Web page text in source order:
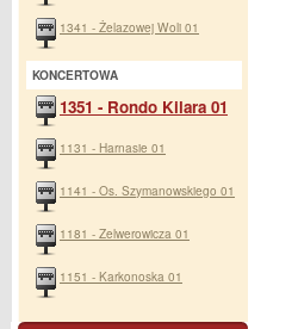
1341 - Żelazowej Woli 01
KONCERTOWA
1351 - Rondo Kilara 01
1131 - Harnasie 01
1141 - Os. Szymanowskiego 01
1181 - Zelwerowicza 01
1151 - Karkonoska 01